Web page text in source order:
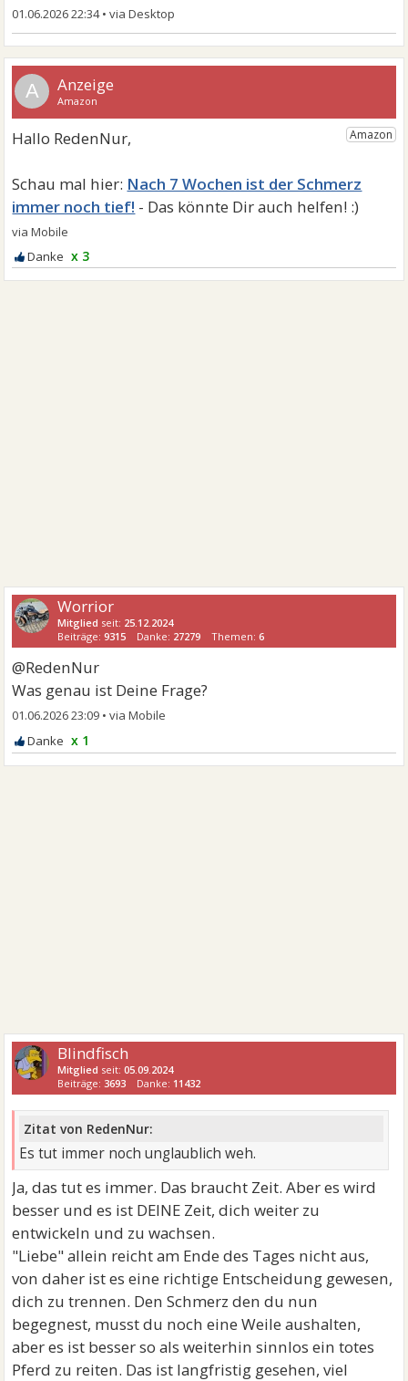
01.06.2026 22:34•
A
Nach 7 Wochen ist der Schmerz
immer noch tief!
x 3
Worrior
Mitglied seit: 25.12.2024
Beiträge:9315 Danke: 27279 Themen:6
@RedenNur
Was genau ist Deine Frage?
01.06.2026 23:09 •
x 1
Blindfisch
Mitglied seit:05.09.2024
Beiträge:3693 Danke: 11432
Zitat von RedenNur:
Es tut immer noch unglaublich weh.
Ja, das tut es immer. Das braucht Zeit. Aber es wird
besser und es ist DEINE Zeit, dich weiter zu
entwickeln und zu wachsen.
"Liebe" allein reicht am Ende des Tages nicht aus,
von daher ist es eine richtige Entscheidung gewesen,
dich zu trennen. Den Schmerz den du nun
begegnest, musst du noch eine Weile aushalten,
aber es ist besser so als weiterhin sinnlos ein totes
Pferd zu reiten. Das ist langfristig gesehen, viel